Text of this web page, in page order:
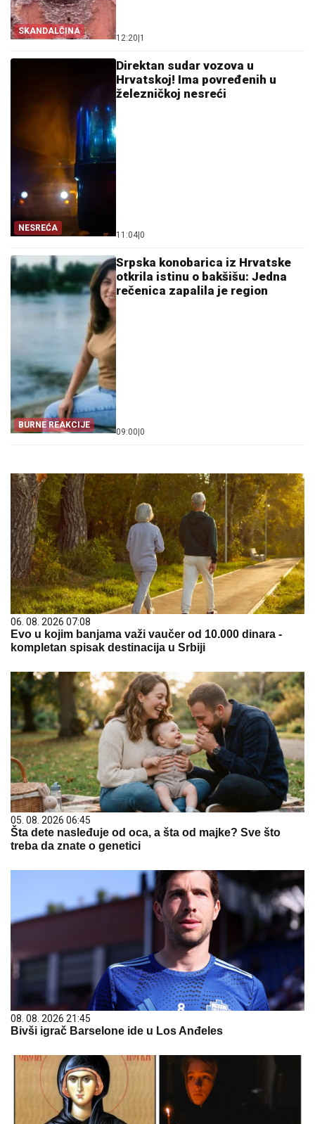
SKANDALČINA
12:20 1
NESREĆA
Direktan sudar vozova u
Hrvatskoj! Ima povređenih u
železničkoj nesreći
11:04 0
BURNE REAKCIJE
Srpska konobarica iz Hrvatske
otkrila istinu o bakšišu: Jedna
rečenica zapalila je region
09:00 0
06. 08. 2026 07:08
Evo u kojim banjama važi vaučer od 10.000 dinara -
kompletan spisak destinacija u Srbiji
05. 08. 2026 06:45
Šta dete nasleđuje od oca, a šta od majke? Sve što
treba da znate o genetici
08. 08. 2026 21:45
Bivši igrač Barselone ide u Los Anđeles